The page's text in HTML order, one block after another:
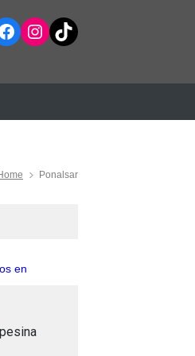
Instagram
TikTok
Ponalsar